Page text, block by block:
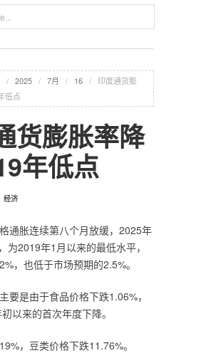
/ 2025 / 7月 / 16 /
印度通货膨
低点
货膨胀率降
年低点
经济
通胀连续第八个月放缓，2025年
为2019年1月以来的最低水平，
，也低于市场预期的2.5%。
要是由于食品价格下跌1.06%，
以来的首次年度下降。
，豆类价格下跌11.76%。